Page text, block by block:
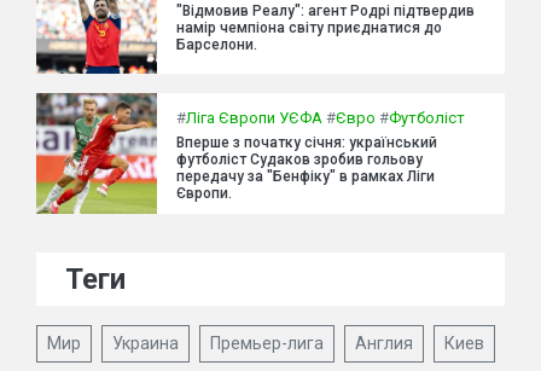
"Відмовив Реалу": агент Родрі підтвердив
намір чемпіона світу приєднатися до
Барселони.
#Ліга Європи УЄФА #Євро #Футболіст
Вперше з початку січня: український
футболіст Судаков зробив гольову
передачу за "Бенфіку" в рамках Ліги
Європи.
Теги
Мир Украина Премьер-лига Англия Киев